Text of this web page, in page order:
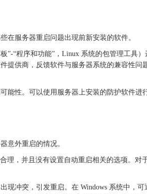
在服务器重启问题出现前新安装的软件。
”-“程序和功能”，Linux 系统的包管理工具）
提供商，反馈软件与服务器系统的兼容性问
能性。可以使用服务器上安装的防护软件进
意外重启的情况。
理，并且没有设置自动重启相关的选项。对
现冲突，引发重启。在 Windows 系统中，可